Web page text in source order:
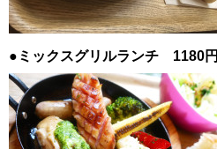
●ミックスグリルランチ 1180円